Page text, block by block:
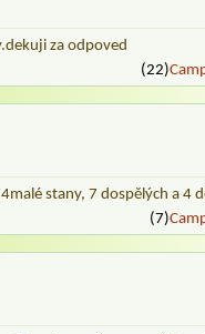
za odpoved
(22)
stany, 7 dospělých a 4
(7)